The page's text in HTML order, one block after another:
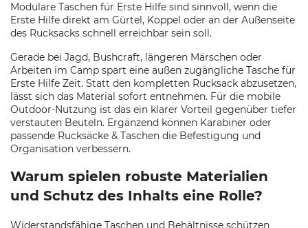
Modulare Taschen für Erste Hilfe sind sinnvoll, wenn die
Erste Hilfe direkt am Gürtel, Koppel oder an der Außenseite
des Rucksacks schnell erreichbar sein soll.
Gerade bei Jagd, Bushcraft, längeren Märschen oder
Arbeiten im Camp spart eine außen zugängliche Tasche für
Erste Hilfe Zeit. Statt den kompletten Rucksack abzusetzen,
lässt sich das Material sofort entnehmen. Für die mobile
Outdoor-Nutzung ist das ein klarer Vorteil gegenüber tiefer
verstauten Beuteln. Ergänzend können Karabiner oder
passende Rucksäcke & Taschen die Befestigung und
Organisation verbessern.
Warum spielen robuste Materialien
und Schutz des Inhalts eine Rolle?
Widerstandsfähige Taschen und Behältnisse schützen